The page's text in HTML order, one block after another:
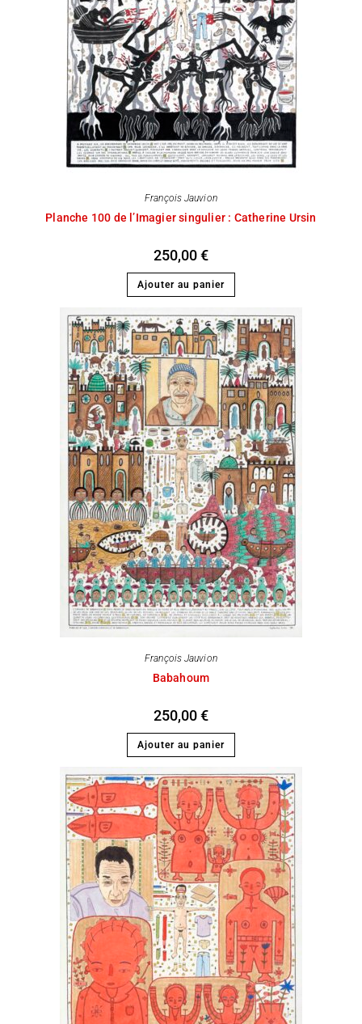
François Jauvion
Planche 100 de l’Imagier singulier : Catherine Ursin
250,00€
Ajouter au panier
François Jauvion
Babahoum
250,00€
Ajouter au panier